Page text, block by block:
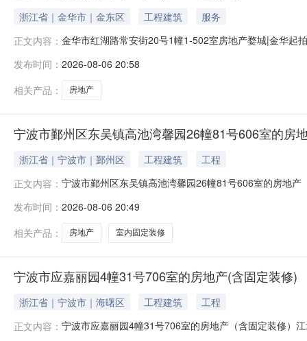
浙江省｜金华市｜金东区 工程建筑
服务
正文内容： 金华市红湖路常安街20号1幢1-502室房地产婺城|金华起
单独所有标的物现状房屋用途及土地性质1.住宅2.国有出
制
发布时间： 2026-08-06 20:58
相关产品：
房地产
宁波市鄞州区东吴镇高池湾馨园26幢81号606室的房
浙江省｜宁波市｜鄞州区 工程建筑
工程
正文内容： 宁波市鄞州区东吴镇高池湾馨园26幢81号606室的房地
书；2.不动产权证复印件。拍品所有人被执行人王**所有
发布时间： 2026-08-06 20:49
相关产品：
房地产 室内固定装修
宁波市应嘉丽园4幢31号706室的房地产(含固定装修)
浙江省｜宁波市｜海曙区 工程建筑
工程
正文内容： 宁波市应嘉丽园4幢31号706室的房地产（含固定装修）